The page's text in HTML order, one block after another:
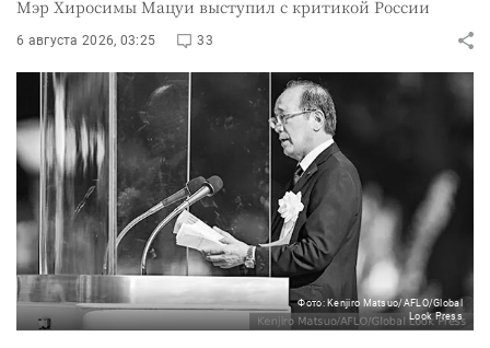
Мэр Хиросимы Мацуи выступил с критикой России
6 августа 2026, 03:25 33
Фото: Kenjiro Matsuo/AFLO/Global
Look Press